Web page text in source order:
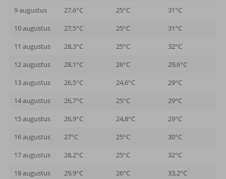
9 augustus
27,6°C 25°C
31°C
10 augustus
27,5°C 25°C
31°C
11 augustus
28,3°C 25°C
32°C
12 augustus
28,1°C 26°C
29,6°C
13 augustus
26,5°C 24,6°C
29°C
14 augustus
26,7°C 25°C
29°C
15 augustus
26,9°C 24,8°C
29°C
16 augustus
27°C 25°C
30°C
17 augustus
28,2°C 25°C
32°C
18 augustus
29,9°C 26°C
33,2°C